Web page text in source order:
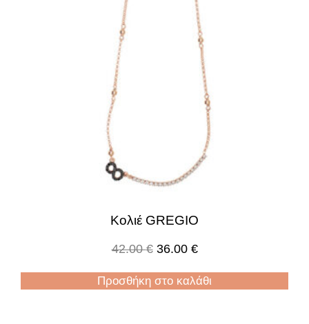
Κολιέ GREGIO
42.00€ 36.00 €
Προσθήκη στο καλάθι